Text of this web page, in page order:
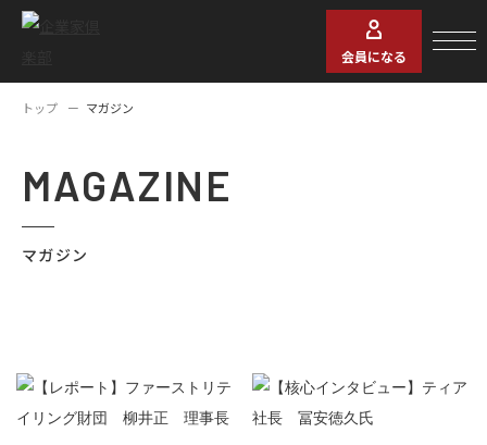
会員になる
トップ マガジン
MAGAZINE
マガジン